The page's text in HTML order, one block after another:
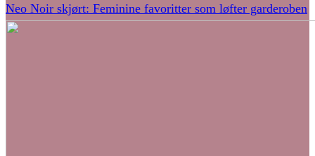
Neo Noir skjørt: Feminine favoritter som løfter garderoben